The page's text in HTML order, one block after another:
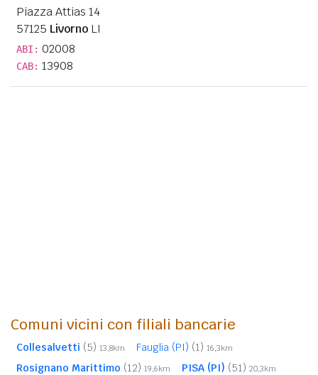
Piazza Attias 14
57125 Livorno LI
ABI: 02008
CAB: 13908
Comuni vicini con filiali bancarie
Collesalvetti (5) 13,8km Fauglia (PI) (1) 16,3km
Rosignano Marittimo (12) 19,6km PISA (PI) (51) 20,3km